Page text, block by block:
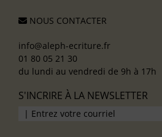
NOUS CONTACTER
info@aleph-ecriture.fr
01 80 05 21 30
du lundi au vendredi de 9h à 17h
S'INCRIRE À LA NEWSLETTER